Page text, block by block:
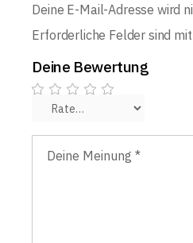
Deine E-Mail-Adresse wird
Erforderliche Felder sind mit
Deine Bewertung